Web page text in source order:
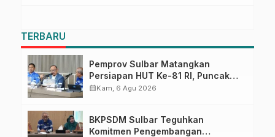
TERBARU
Pemprov Sulbar Matangkan
Persiapan HUT Ke-81 RI, Puncak
Upacara di Lapangan Ahmad
calendar_monthKam, 6 Agu 2026
BKPSDM Sulbar Teguhkan
Komitmen Pengembangan